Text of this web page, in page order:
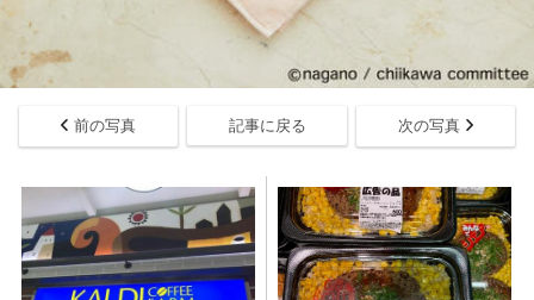
前の写真 記事に戻る 次の写真